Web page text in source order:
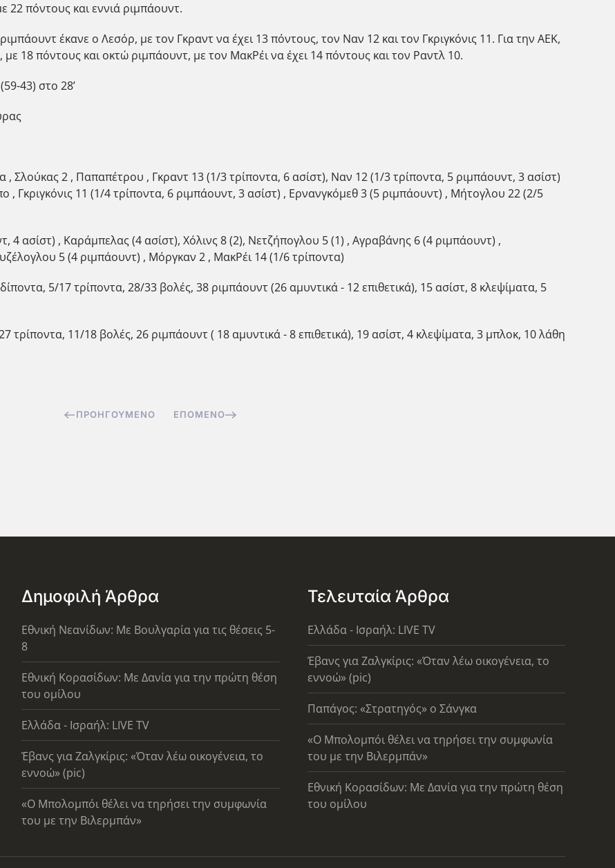
22 πόντους και εννιά ριμπάουντ.
έκανε ο Λεσόρ, με τον Γκραντ να έχει 13 πόντους, τον Ναν 12 και τον Γκριγκόνις 11. Για την ΑΕΚ,
18 πόντους και οκτώ ριμπάουντ, με τον ΜακΡέι να έχει 14 πόντους και τον Ραντλ 10.
43) στο 28’
, Σλούκας 2 , Παπαπέτρου , Γκραντ 13 (1/3 τρίποντα, 6 ασίστ), Ναν 12 (1/3 τρίποντα, 5 ριμπάουντ, 3 ασίστ)
Γκριγκόνις 11 (1/4 τρίποντα, 6 ριμπάουντ, 3 ασίστ) , Ερνανγκόμεθ 3 (5 ριμπάουντ) , Μήτογλου 22 (2/5
4 ασίστ) , Καράμπελας (4 ασίστ), Χόλινς 8 (2), Νετζήπογλου 5 (1) , Αγραβάνης 6 (4 ριμπάουντ) ,
5 (4 ριμπάουντ) , Μόργκαν 2 , ΜακΡέι 14 (1/6 τρίποντα)
5/17 τρίποντα, 28/33 βολές, 38 ριμπάουντ (26 αμυντικά - 12 επιθετικά), 15 ασίστ, 8 κλεψίματα, 5
τρίποντα, 11/18 βολές, 26 ριμπάουντ ( 18 αμυντικά - 8 επιθετικά), 19 ασίστ, 4 κλεψίματα, 3 μπλοκ, 10 λάθη
ΠΡΟΗΓΟΎΜΕΝΟ ΕΠΌΜΕΝΟ
Δημοφιλή Άρθρα
Εθνική Νεανίδων: Με Βουλγαρία για τις θέσεις 5-
8
Εθνική Κορασίδων: Με Δανία για την πρώτη θέση
του ομίλου
Ελλάδα - Ισραήλ: LIVE TV
Έβανς για Ζαλγκίρις: «Όταν λέω οικογένεια, το
εννοώ» (pic)
«Ο Μπολομπόι θέλει να τηρήσει την συμφωνία
του με την Βιλερμπάν»
Τελευταία Άρθρα
Ελλάδα - Ισραήλ: LIVE TV
Έβανς για Ζαλγκίρις: «Όταν λέω οικογένεια, το
εννοώ» (pic)
Παπάγος: «Στρατηγός» ο Σάνγκα
«Ο Μπολομπόι θέλει να τηρήσει την συμφωνία
του με την Βιλερμπάν»
Εθνική Κορασίδων: Με Δανία για την πρώτη θέση
του ομίλου